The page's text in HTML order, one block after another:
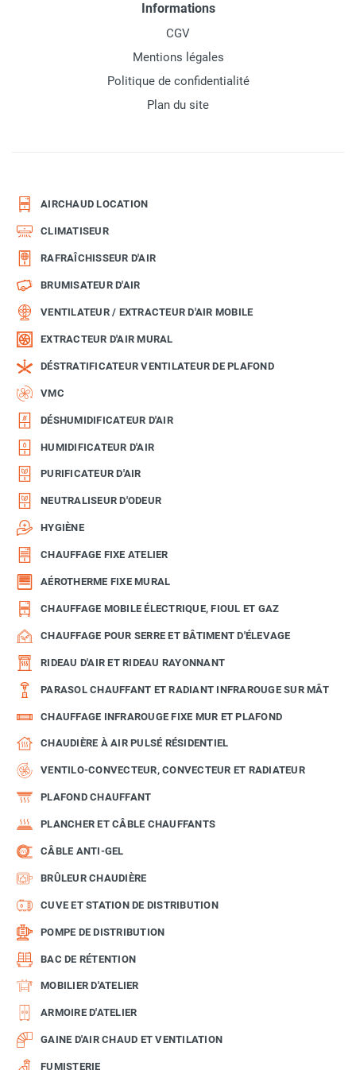
Informations
CGV
Mentions légales
Politique de confidentialité
Plan du site
AIRCHAUD LOCATION
CLIMATISEUR
RAFRAÎCHISSEUR D'AIR
BRUMISATEUR D'AIR
VENTILATEUR / EXTRACTEUR D'AIR MOBILE
EXTRACTEUR D'AIR MURAL
DÉSTRATIFICATEUR VENTILATEUR DE PLAFOND
VMC
DÉSHUMIDIFICATEUR D'AIR
HUMIDIFICATEUR D'AIR
PURIFICATEUR D'AIR
NEUTRALISEUR D'ODEUR
HYGIÈNE
CHAUFFAGE FIXE ATELIER
AÉROTHERME FIXE MURAL
CHAUFFAGE MOBILE ÉLECTRIQUE, FIOUL ET GAZ
CHAUFFAGE POUR SERRE ET BÂTIMENT D'ÉLEVAGE
RIDEAU D'AIR ET RIDEAU RAYONNANT
PARASOL CHAUFFANT ET RADIANT INFRAROUGE SUR MÂT
CHAUFFAGE INFRAROUGE FIXE MUR ET PLAFOND
CHAUDIÈRE À AIR PULSÉ RÉSIDENTIEL
VENTILO-CONVECTEUR, CONVECTEUR ET RADIATEUR
PLAFOND CHAUFFANT
PLANCHER ET CÂBLE CHAUFFANTS
CÂBLE ANTI-GEL
BRÛLEUR CHAUDIÈRE
CUVE ET STATION DE DISTRIBUTION
POMPE DE DISTRIBUTION
BAC DE RÉTENTION
MOBILIER D'ATELIER
ARMOIRE D'ATELIER
GAINE D'AIR CHAUD ET VENTILATION
FUMISTERIE